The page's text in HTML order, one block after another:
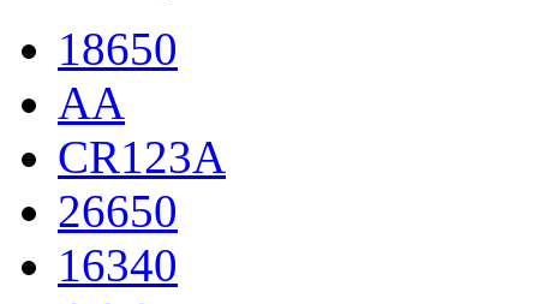
18650
AA
CR123A
26650
16340